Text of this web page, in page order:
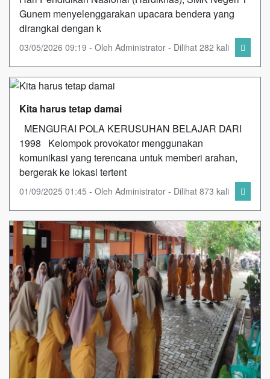
Gunem menyelenggarakan upacara bendera yang
dirangkai dengan k
03/05/2026 09:19 - Oleh Administrator - Dilihat 282 kali
Kita harus tetap damai
MENGURAI POLA KERUSUHAN BELAJAR DARI
1998 Kelompok provokator menggunakan
komunikasi yang terencana untuk memberi arahan,
bergerak ke lokasi tertent
01/09/2025 01:45 - Oleh Administrator - Dilihat 873 kali